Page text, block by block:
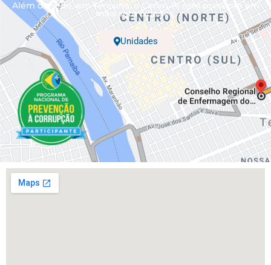
Além da sede, em Teresina, o Coren-PI está presente em
mais sete cidades.
Unidades